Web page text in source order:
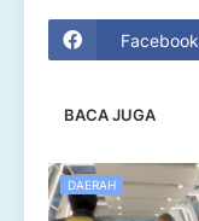
Facebook
BACA JUGA
DAERAH